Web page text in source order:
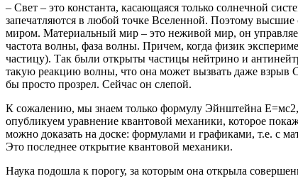
– Свет – это константа, касающаяся только солнечной
запечатляются в любой точке Вселенной. Поэтому
миром. Материальный мир – это неживой мир, он
частота волны, фаза волны. Причем, когда физик
частицу). Так были открыты частицы нейтрино и
такую реакцию волны, что она может вызвать даже
бы просто прозрел. Сейчас он слепой.
К сожалению, мы знаем только формулу Эйнштейна
опубликуем уравнение квантовой механики, которое
можно доказать на доске: формулами и графиками, т.е. с
Это последнее открытие квантовой механики.
Наука подошла к порогу, за которым она открыла